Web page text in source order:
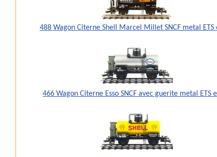
488 Wagon Citerne Shell Marcel Millet SNCF metal ETS
466 Wagon Citerne Esso SNCF avec guerite metal ETS